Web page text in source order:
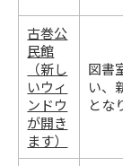
古巻公
民館
（新し
いウィ
ンドウ
が開き
ます）
図書
い、
とな